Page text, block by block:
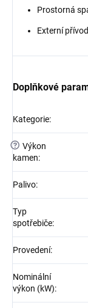
Prostorná
Externí
Doplňkové
Kategorie:
? Výkon
kamen:
Palivo:
Typ
spotřebiče:
Provedení:
Nominální
výkon (kW):